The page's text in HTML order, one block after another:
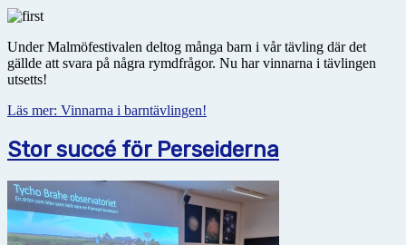
Under Malmöfestivalen deltog många barn i vår tävling där det
gällde att svara på några rymdfrågor. Nu har vinnarna i tävlingen
utsetts!
Läs mer: Vinnarna i barntävlingen!
Stor succé för Perseiderna